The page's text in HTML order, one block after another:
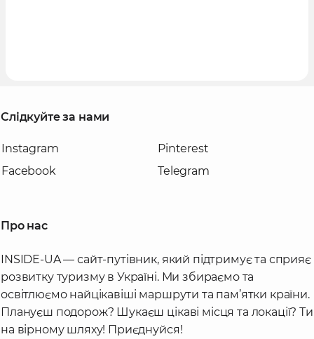
Слідкуйте за нами
Instagram
Facebook
Pinterest
Telegram
Про нас
INSIDE-UA — сайт-путівник, який підтримує та сприяє
розвитку туризму в Україні. Ми збираємо та
освітлюємо найцікавіші маршрути та пам’ятки країни.
Плануєш подорож? Шукаєш цікаві місця та локації? Ти
на вірному шляху! Приєднуйся!